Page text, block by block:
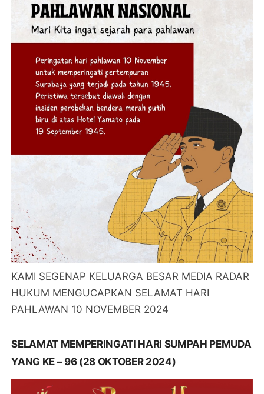
KAMI SEGENAP KELUARGA BESAR MEDIA RADAR
HUKUM MENGUCAPKAN SELAMAT HARI
PAHLAWAN 10 NOVEMBER 2024
SELAMAT MEMPERINGATI HARI SUMPAH PEMUDA
YANG KE – 96 (28 OKTOBER 2024)